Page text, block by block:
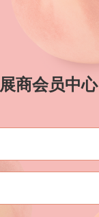
展商会员中心